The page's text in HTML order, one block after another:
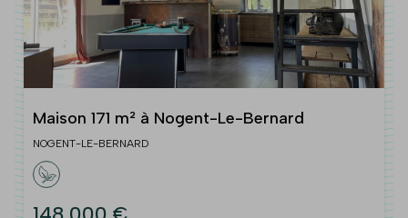
Maison 171 m² à Nogent-Le-Bernard
NOGENT-LE-BERNARD